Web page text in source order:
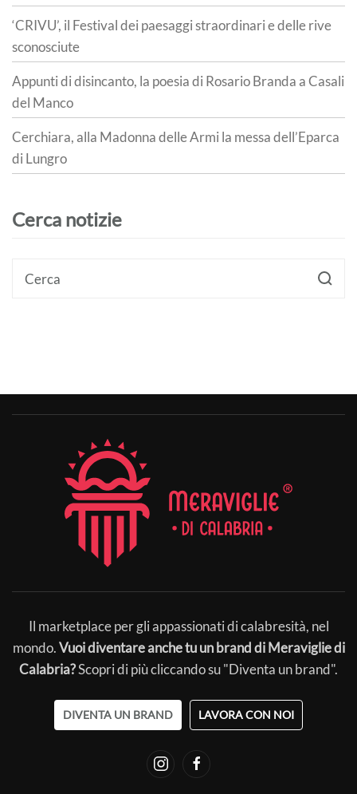
‘CRIVU’, il Festival dei paesaggi straordinari e delle rive
sconosciute
Appunti di disincanto, la poesia di Rosario Branda a Casali
del Manco
Cerchiara, alla Madonna delle Armi la messa dell’Eparca
di Lungro
Cerca notizie
Il marketplace per gli appassionati di calabresità, nel
mondo.Vuoi diventare anche tu un brand di Meraviglie di
Calabria?Scopri di più cliccando su "Diventa un brand".
DIVENTA UN BRAND LAVORA CON NOI